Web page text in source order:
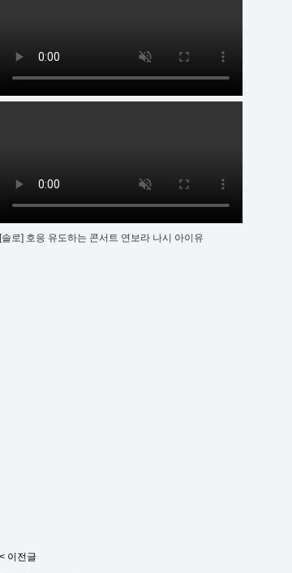
[솔로] 호응 유도하는 콘서트 연보라 나시 아이유
< 이전글